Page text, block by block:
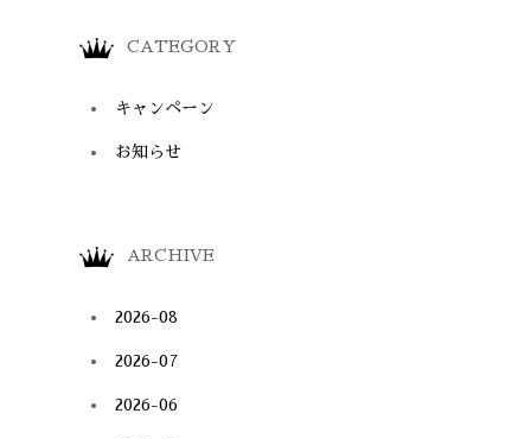
CATEGORY
キャンペーン
お知らせ
ARCHIVE
2026-08
2026-07
2026-06